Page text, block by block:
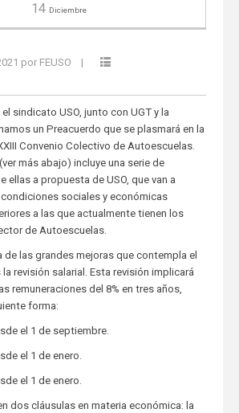
14 Diciembre
por FEUSO |
sindicato USO, junto con UGT y la
un Preacuerdo que se plasmará en la
Convenio Colectivo de Autoescuelas.
más abajo) incluye una serie de
ellas a propuesta de USO, que van a
sociales y económicas
a las que actualmente tienen los
de Autoescuelas.
de las grandes mejoras que contempla el
revisión salarial. Esta revisión implicará
remuneraciones del 8% en tres años,
forma:
el 1 de septiembre.
el 1 de enero.
el 1 de enero.
dos cláusulas en materia económica: la